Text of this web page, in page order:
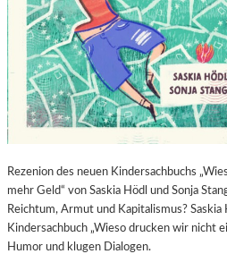
Rezenion des neuen Kindersachbuchs
mehr Geld“ von Saskia Hödl und Sonja
Reichtum, Armut und Kapitalismus?
Kindersachbuch „Wieso drucken wir nicht
Humor und klugen Dialogen.